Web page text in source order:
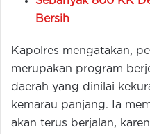
Bersih
Kapolres mengatakan,
merupakan program
daerah yang dinilai
kemarau panjang. Ia
akan terus berjalan,